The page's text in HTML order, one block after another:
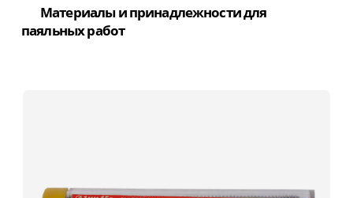
Материалы и принадлежности для
паяльных работ